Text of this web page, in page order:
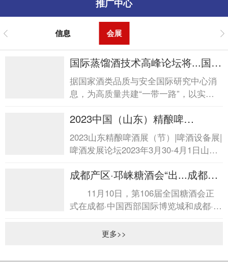
推广中心
信息 会展
国际蒸馏酒技术高峰论坛将...国际
蒸馏酒技术高峰论坛将...
据国家酒类品质与安全国际研究中心消
息，为高质量共建“一带一路”，以实际
酒创新技术...
2023中国（山东）精酿啤
酒...2023中国（山东）精酿啤酒...
2023山东精酿啤酒展（节）|啤酒设备展|
啤酒发展论坛2023年3月30-4月1日山东
着精酿啤酒市场的...
成都产区·邛崃糖酒会“出...成都产
区·邛崃糖酒会“出...
11月10日，第106届全国糖酒会正
式在成都·中国西部国际博览城和成都·世
展中心广...更多>>